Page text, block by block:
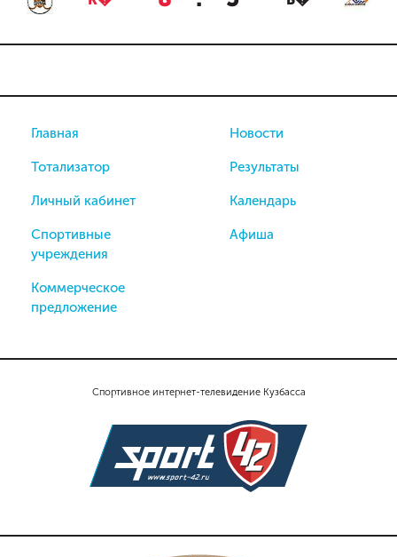
Спортивное интернет-телевидение Кузбасса
Главная
Тотализатор
Личный кабинет
Спортивные
учреждения
Коммерческое
предложение
Новости
Результаты
Календарь
Афиша